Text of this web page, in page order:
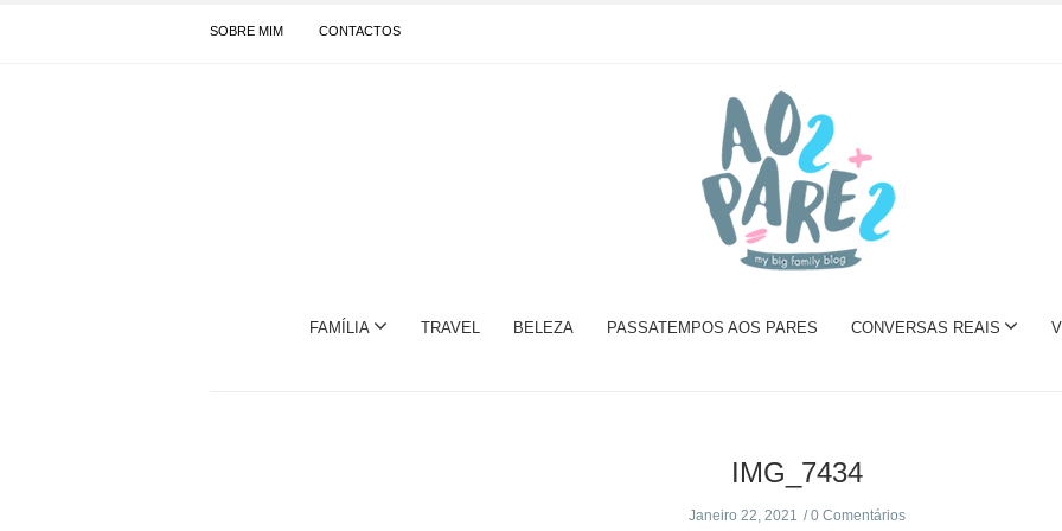
SOBRE MIM CONTACTOS
FAMÍLIA TRAVEL BELEZA PASSATEMPOS AOS PARES CONVERSAS REAIS
IMG_7434
Janeiro 22, 2021 0 Comentários